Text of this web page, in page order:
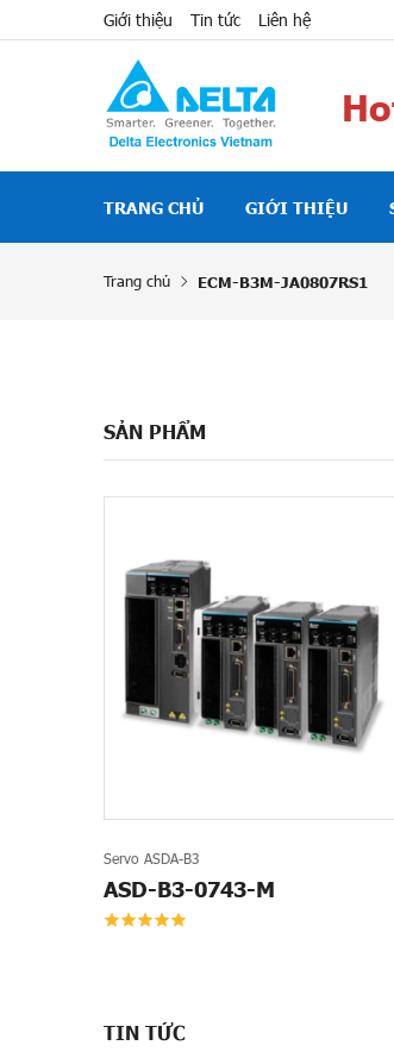
Giới thiệu Tin tức Liên hệ
TRANG CHỦ GIỚI THIỆU
Trang chủ ECM-B3M-JA0807RS1
SẢN PHẨM
Servo ASDA-B3
ASD-B3-0743-M
TIN TỨC